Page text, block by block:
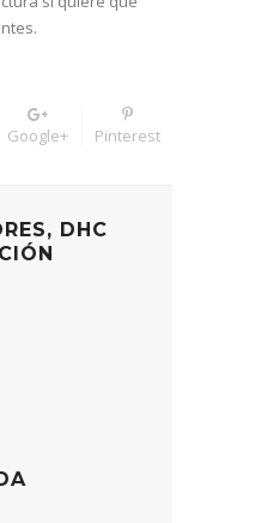
Google+ Pinterest
DHC